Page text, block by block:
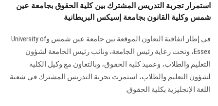
استمرار تجربة التدريس المشترك بين كلية الحقوق بجامعة عين
شمس وكلية القانون بجامعة إسيكس البريطانية
في إطار اتفاقية التعاون الموقعة بين جامعة عين شمس وUniversity of
Essex، وتحت رعاية رئيس الجامعة، ونائب رئيس الجامعة لشؤون
التعليم والطلاب، وعميد كلية الحقوق، وبالتعاون مع وكيل الكلية
لشؤون التعليم والطلاب، استمرت تجربة التدريس المشترك في شعبة
اللغة الإنجليزية بكلية الحقوق.